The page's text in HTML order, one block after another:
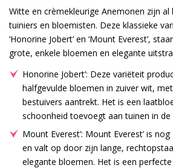
Witte en crèmekleurige Anemonen zijn al
tuiniers en bloemisten. Deze klassieke
‘Honorine Jobert’ en ‘Mount Everest’,
grote, enkele bloemen en elegante
Honorine Jobert’: Deze variëteit
halfgevulde bloemen in zuiver wit,
bestuivers aantrekt. Het is een
schoonheid toevoegt aan tuinen in de
Mount Everest’: Mount Everest’ is
en valt op door zijn lange,
elegante bloemen. Het is een